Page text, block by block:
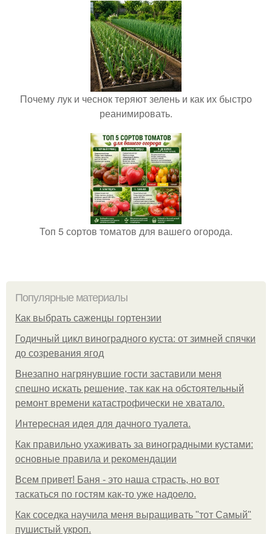
Почему лук и чеснок теряют зелень и как их быстро
реанимировать.
Топ 5 сортов томатов для вашего огорода.
Популярные материалы
Как выбрать саженцы гортензии
Годичный цикл виноградного куста: от зимней спячки
до созревания ягод
Внезапно нагрянувшие гости заставили меня
спешно искать решение, так как на обстоятельный
ремонт времени катастрофически не хватало.
Интересная идея для дачного туалета.
Как правильно ухаживать за виноградными кустами:
основные правила и рекомендации
Всем привет! Баня - это наша страсть, но вот
таскаться по гостям как-то уже надоело.
Как соседка научила меня выращивать "тот Самый"
пушистый укроп.